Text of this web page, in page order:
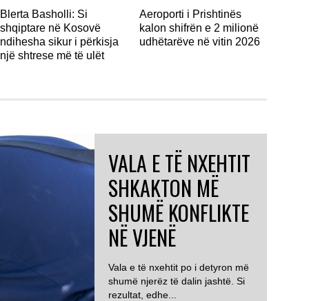
Blerta Basholli: Si
shqiptare në Kosovë
ndihesha sikur i përkisja
një shtrese më të ulët
Aeroporti i Prishtinës
kalon shifrën e 2 milionë
udhëtarëve në vitin 2026
VALA E TË NXEHTIT
SHKAKTON MË
SHUMË KONFLIKTE
NË VJENË
Vala e të nxehtit po i detyron më
shumë njerëz të dalin jashtë. Si
rezultat, edhe...